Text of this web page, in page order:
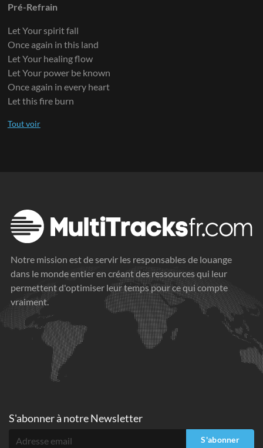
Pré-Refrain
Let Your spirit fall
Once again in this land
Let Your healing flow
Let Your power be known
Once again in every heart
Let this fire burn
Notre mission est de servir les responsables de louange
dans le monde entier en créant des ressources qui leur
permettent d'optimiser leur temps pour ce qui compte
vraiment.
S'abonner à notre Newsletter
S'abonner